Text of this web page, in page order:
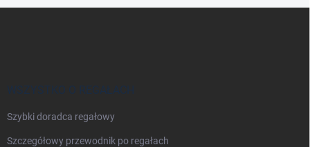
WSZYSTKO O REGAŁACH
Szybki doradca regałowy
Szczegółowy przewodnik po regałach